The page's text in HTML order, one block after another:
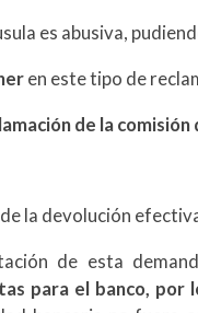
es abusiva,
en este tipo de
de la
la devolución
de esta
para el banco,